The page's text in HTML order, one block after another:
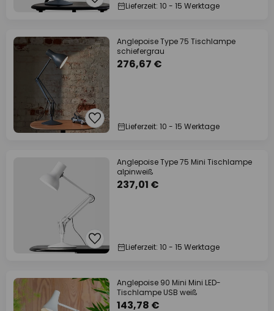
Lieferzeit: 10 - 15 Werktage
Anglepoise Type 75 Tischlampe
schiefergrau
276,67 €
Lieferzeit: 10 - 15 Werktage
Anglepoise Type 75 Mini Tischlampe
alpinweiß
237,01 €
Lieferzeit: 10 - 15 Werktage
Anglepoise 90 Mini Mini LED-
Tischlampe USB weiß
143,78 €